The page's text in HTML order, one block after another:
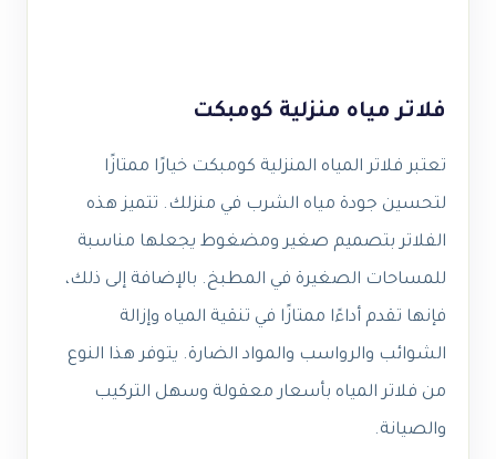
فلاتر مياه منزلية كومبكت
تعتبر فلاتر المياه المنزلية كومبكت خيارًا ممتازًا
لتحسين جودة مياه الشرب في منزلك. تتميز هذه
الفلاتر بتصميم صغير ومضغوط يجعلها مناسبة
للمساحات الصغيرة في المطبخ. بالإضافة إلى ذلك،
فإنها تقدم أداءًا ممتازًا في تنقية المياه وإزالة
الشوائب والرواسب والمواد الضارة. يتوفر هذا النوع
من فلاتر المياه بأسعار معقولة وسهل التركيب
والصيانة.